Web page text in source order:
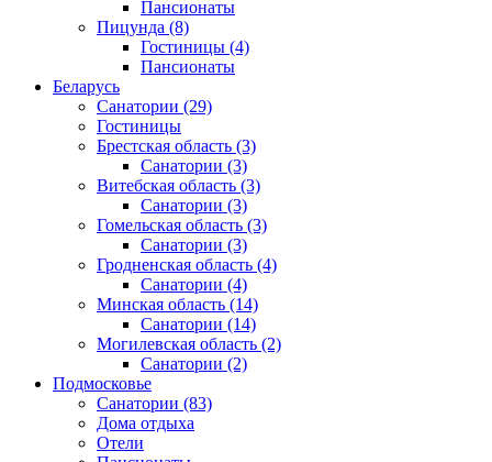
Пансионаты
Пицунда (8)
Гостиницы (4)
Пансионаты
Беларусь
Санатории (29)
Гостиницы
Брестская область (3)
Санатории (3)
Витебская область (3)
Санатории (3)
Гомельская область (3)
Санатории (3)
Гродненская область (4)
Санатории (4)
Минская область (14)
Санатории (14)
Могилевская область (2)
Санатории (2)
Подмосковье
Санатории (83)
Дома отдыха
Отели